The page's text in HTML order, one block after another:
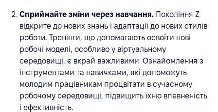
Сприймайте зміни через навчання. Покоління Z
відкрите до нових знань і адаптації до нових стилів
роботи. Тренінги, що допомагають освоїти нові
робочі моделі, особливо у віртуальному
середовищі, є вкрай важливими. Ознайомлення з
інструментами та навичками, які допоможуть
молодим працівникам процвітати в сучасному
робочому середовищі, підвищить їхню впевненість
і ефективність.